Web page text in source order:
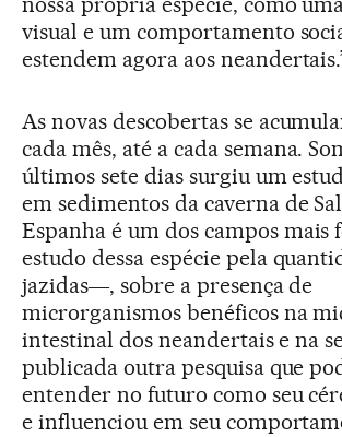
visual e um comportamento
estendem agora aos
As novas descobertas se
cada mês, até a cada semana.
últimos sete dias surgiu um
em sedimentos da caverna de
Espanha é um dos campos mais
estudo dessa espécie pela
jazidas―, sobre a presença de
microrganismos benéficos na
intestinal dos neandertais e na
publicada outra pesquisa que
entender no futuro como seu
e influenciou em seu